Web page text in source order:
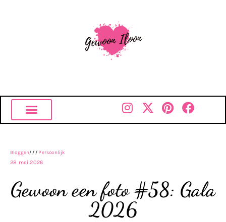
Bloggen/// Persoonlijk
28 mei 2026
Gewoon een foto #58: Gala
2026